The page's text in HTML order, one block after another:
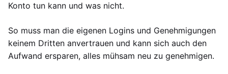
Konto tun kann und was nicht.
So muss man die eigenen Logins und Genehmigungen
keinem Dritten anvertrauen und kann sich auch den
Aufwand ersparen, alles mühsam neu zu genehmigen.